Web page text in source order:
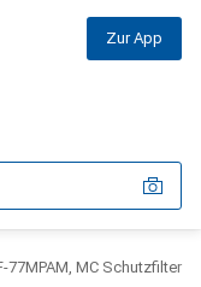
Zur App
77MPAM, MC Schutzfilter